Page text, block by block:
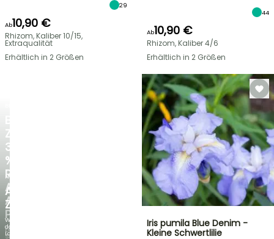
ZU
30
%
RABATT
AUF
AUSGEWÄHLTE
PFLANZEN!
Entdecken
Sie
NEU
AGAPANTHUS
ZAMBEZI
Wenn
das
Laub
29
Ab10,90 €
Rhizom, Kaliber 10/15,
Extraqualität
Erhältlich in 2 Größen
44
Ab10,90 €
Rhizom, Kaliber 4/6
Erhältlich in 2 Größen
Iris pumila Blue Denim -
Kleine Schwertlilie